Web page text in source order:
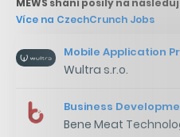
Více na CzechCrunch Jobs
Mobile Application
Wultra s.r.o.
Business
Bene Meat